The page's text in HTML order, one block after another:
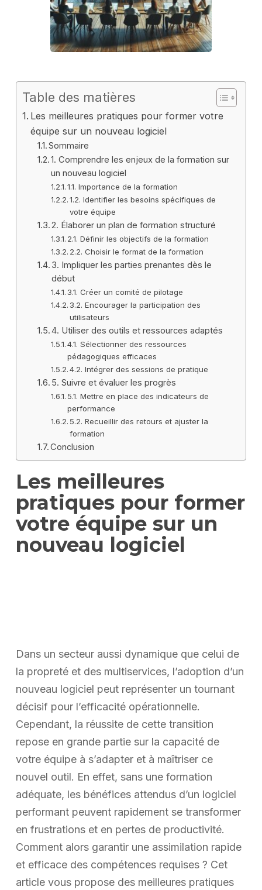
Table des matières
Les meilleures pratiques pour former votre
équipe sur un nouveau logiciel
Sommaire
1. Comprendre les enjeux de la formation sur
un nouveau logiciel
1.1. Importance de la formation
1.2. Identifier les besoins spécifiques de
votre équipe
2. Élaborer un plan de formation structuré
2.1. Définir les objectifs de la formation
2.2. Choisir le format de la formation
3. Impliquer les parties prenantes dès le
début
3.1. Créer un comité de pilotage
3.2. Encourager la participation des
utilisateurs
4. Utiliser des outils et ressources adaptés
4.1. Sélectionner des ressources
pédagogiques efficaces
4.2. Intégrer des sessions de pratique
5. Suivre et évaluer les progrès
5.1. Mettre en place des indicateurs de
performance
5.2. Recueillir des retours et ajuster la
formation
Conclusion
Les meilleures
pratiques pour former
votre équipe sur un
nouveau logiciel
Dans un secteur aussi dynamique que celui de
la propreté et des multiservices, l’adoption d’un
nouveau logiciel peut représenter un tournant
décisif pour l’efficacité opérationnelle.
Cependant, la réussite de cette transition
repose en grande partie sur la capacité de
votre équipe à s’adapter et à maîtriser ce
nouvel outil. En effet, sans une formation
adéquate, les bénéfices attendus d’un logiciel
performant peuvent rapidement se transformer
en frustrations et en pertes de productivité.
Comment alors garantir une assimilation rapide
et efficace des compétences requises ? Cet
article vous propose des meilleures pratiques